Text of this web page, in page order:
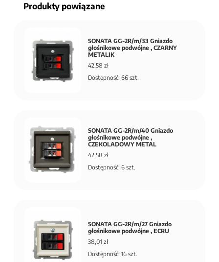
Produkty powiązane
SONATA GG-2R/m/33 Gniazdo
głośnikowe podwójne , CZARNY
METALIK
42,58 zł
Dostępność: 66 szt.
SONATA GG-2R/m/40 Gniazdo
głośnikowe podwójne ,
CZEKOLADOWY METAL
42,58 zł
Dostępność: 6 szt.
SONATA GG-2R/m/27 Gniazdo
głośnikowe podwójne , ECRU
38,01 zł
Dostępność: 16 szt.